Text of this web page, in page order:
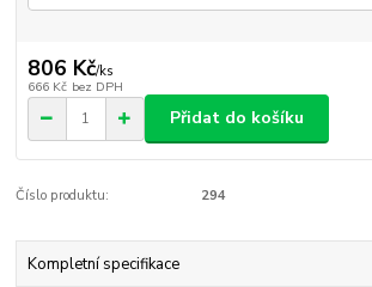
806 Kč/ks
666 Kč bez DPH
Přidat do košíku
Číslo produktu: 294
Kompletní specifikace